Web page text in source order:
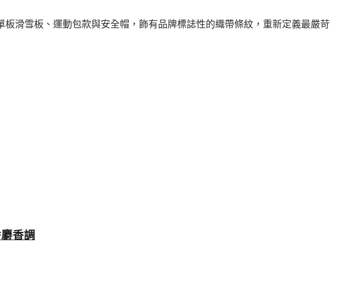
滑雪板、運動包款與安全帽，飾有品牌標誌性的織帶條紋，重新定義最嚴苛
香調